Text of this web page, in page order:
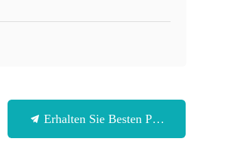
Erhalten Sie Besten Preis